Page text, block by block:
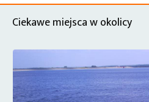
Ciekawe miejsca w okolicy